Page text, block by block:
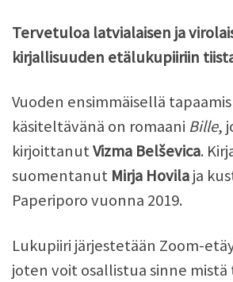
Tervetuloa latvialaisen ja
kirjallisuuden etälukupiiriin
Vuoden ensimmäisellä
käsiteltävänä on romaani Bille,
kirjoittanutVizma Belševica.
suomentanut Mirja Hovilaja
Paperiporo vuonna 2019.
Lukupiiri järjestetään Zoom-
joten voit osallistua sinne mistä